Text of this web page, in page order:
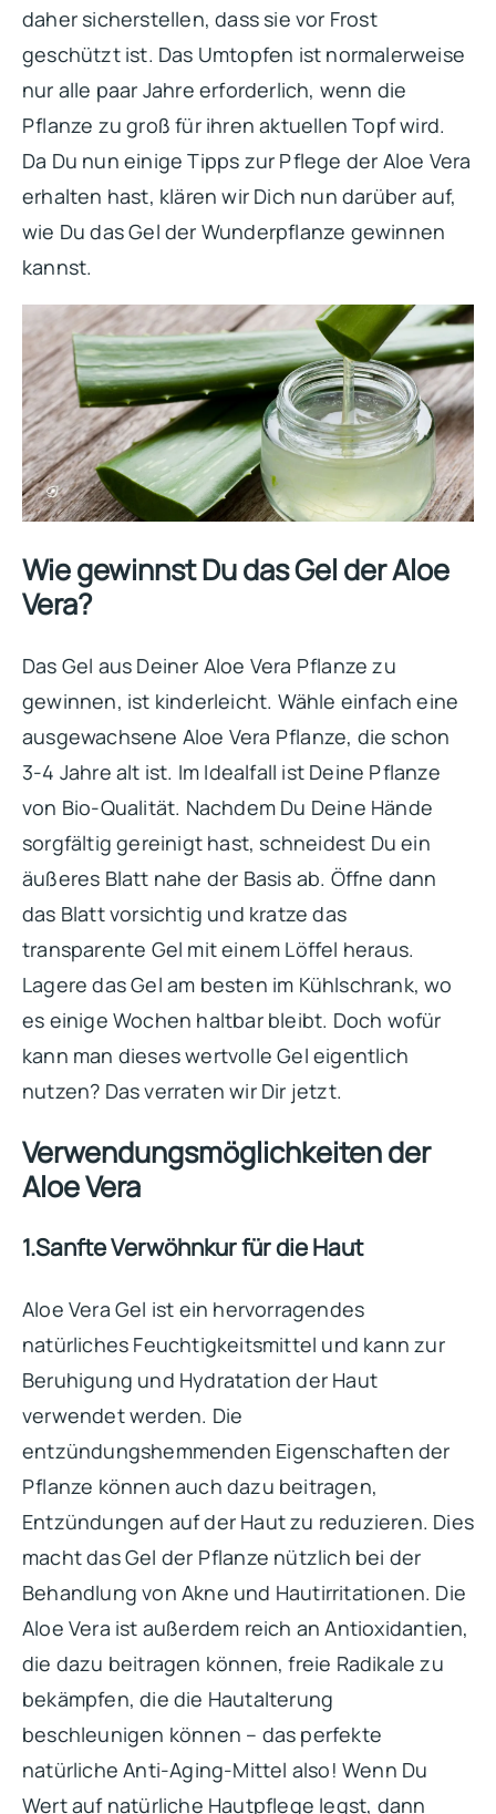
daher sicherstellen, dass sie vor Frost
geschützt ist. Das Umtopfen ist normalerweise
nur alle paar Jahre erforderlich, wenn die
Pflanze zu groß für ihren aktuellen Topf wird.
Da Du nun einige Tipps zur Pflege der Aloe Vera
erhalten hast, klären wir Dich nun darüber auf,
wie Du das Gel der Wunderpflanze gewinnen
kannst.
Wie gewinnst Du das Gel der Aloe
Vera?
Das Gel aus Deiner Aloe Vera Pflanze zu
gewinnen, ist kinderleicht. Wähle einfach eine
ausgewachsene Aloe Vera Pflanze, die schon
3-4 Jahre alt ist. Im Idealfall ist Deine Pflanze
von Bio-Qualität. Nachdem Du Deine Hände
sorgfältig gereinigt hast, schneidest Du ein
äußeres Blatt nahe der Basis ab. Öffne dann
das Blatt vorsichtig und kratze das
transparente Gel mit einem Löffel heraus.
Lagere das Gel am besten im Kühlschrank, wo
es einige Wochen haltbar bleibt. Doch wofür
kann man dieses wertvolle Gel eigentlich
nutzen? Das verraten wir Dir jetzt.
Verwendungsmöglichkeiten der
Aloe Vera
1.Sanfte Verwöhnkur für die Haut
Aloe Vera Gel ist ein hervorragendes
natürliches Feuchtigkeitsmittel und kann zur
Beruhigung und Hydratation der Haut
verwendet werden. Die
entzündungshemmenden Eigenschaften der
Pflanze können auch dazu beitragen,
Entzündungen auf der Haut zu reduzieren. Dies
macht das Gel der Pflanze nützlich bei der
Behandlung von Akne und Hautirritationen. Die
Aloe Vera ist außerdem reich an Antioxidantien,
die dazu beitragen können, freie Radikale zu
bekämpfen, die die Hautalterung
beschleunigen können – das perfekte
natürliche Anti-Aging-Mittel also! Wenn Du
Wert auf natürliche Hautpflege legst, dann